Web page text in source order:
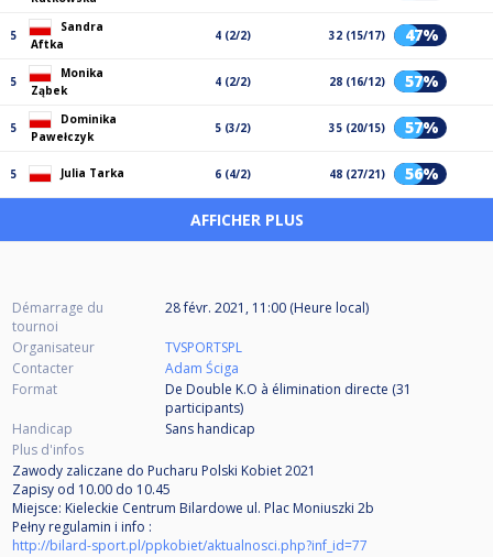
5
Sandra
Aftka
4 (2/2) 32 (15/17) 47%
5
Monika
Ząbek
4 (2/2) 28 (16/12) 57%
5
Dominika
Pawełczyk
5 (3/2) 35 (20/15) 57%
5 Julia Tarka 6 (4/2) 48 (27/21) 56%
AFFICHER PLUS
Démarrage du
tournoi
28 févr. 2021, 11:00 (Heure local)
Organisateur
TVSPORTSPL
Contacter
Adam Ściga
Format
De Double K.O à élimination directe (31
participants)
Handicap
Sans handicap
Plus d'infos
Zawody zaliczane do Pucharu Polski Kobiet 2021
Zapisy od 10.00 do 10.45
Miejsce: Kieleckie Centrum Bilardowe ul. Plac Moniuszki 2b
Pełny regulamin i info :
http://bilard-sport.pl/ppkobiet/aktualnosci.php?inf_id=77